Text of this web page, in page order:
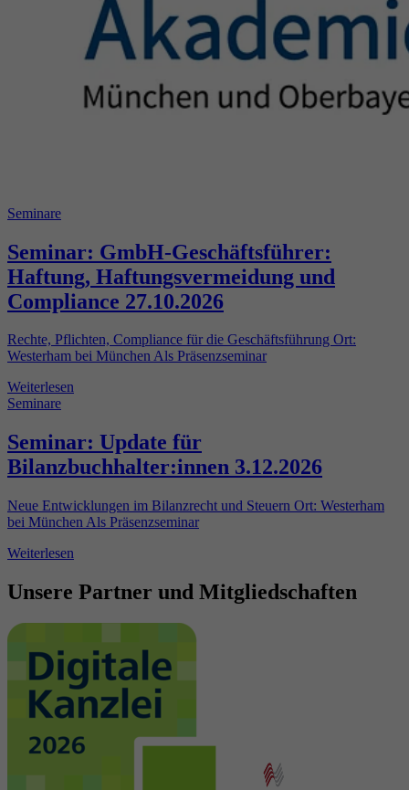
Seminare
Seminar: GmbH-Geschäftsführer:
Haftung, Haftungsvermeidung und
Compliance 27.10.2026
Rechte, Pflichten, Compliance für die Geschäftsführung Ort:
Westerham bei München Als Präsenzseminar
Weiterlesen
Seminare
Seminar: Update für
Bilanzbuchhalter:innen 3.12.2026
Neue Entwicklungen im Bilanzrecht und Steuern Ort: Westerham
bei München Als Präsenzseminar
Weiterlesen
Unsere Partner und Mitgliedschaften